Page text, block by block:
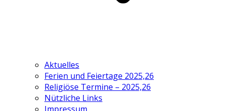
Aktuelles
Ferien und Feiertage 2025,26
Religiöse Termine – 2025,26
Nützliche Links